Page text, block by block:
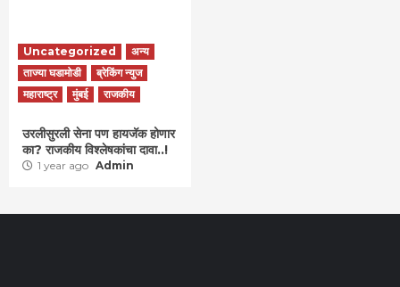
Uncategorized
अन्य
ताज्या घडामोडी
ब्रेकिंग न्युज
महाराष्ट्र
मुंबई राजकीय
उरलीसुरली सेना पण हायजॅक होणार
का? राजकीय विश्लेषकांचा दावा..!
1 year ago Admin